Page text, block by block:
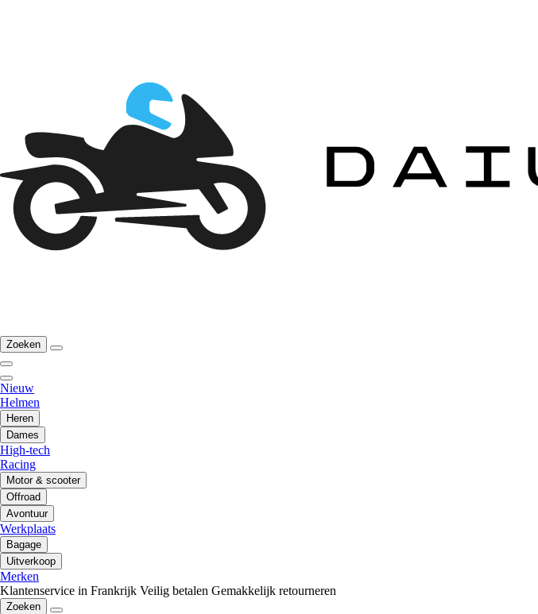
Zoeken
Nieuw
Helmen
Heren
Dames
High-tech
Racing
Motor & scooter
Offroad
Avontuur
Werkplaats
Bagage
Uitverkoop
Merken
Klantenservice in Frankrijk Veilig betalen Gemakkelijk retourneren
Zoeken